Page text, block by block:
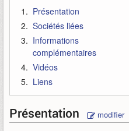
Présentation
Sociétés liées
Informations
complémentaires
Vidéos
Liens
Présentation modifier